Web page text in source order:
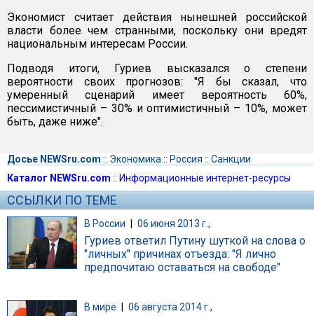
Экономист считает действия нынешней российской
власти более чем странными, поскольку они вредят
национальным интересам России.
Подводя итоги, Гуриев высказался о степени
вероятности своих прогнозов: "Я бы сказал, что
умеренный сценарий имеет вероятность 60%,
пессимистичный – 30% и оптимистичный – 10%, может
быть, даже ниже".
Досье NEWSru.com :: Экономика :: Россия :: Санкции
Каталог NEWSru.com :: Информационные интернет-ресурсы
ССЫЛКИ ПО ТЕМЕ
В России | 06 июня 2013 г.,
Гуриев ответил Путину шуткой на слова о
"личных" причинах отъезда: "Я лично
предпочитаю оставаться на свободе"
В мире 06 августа 2014 г.,